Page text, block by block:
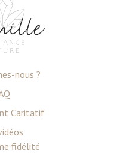
pouvez modifier ou retirer
à partir de la
relatives aux
notre trafic. Nous
de médias sociaux, de
combiner celles-ci
vous leur avez fournies
nous ?
Caritatif
fidélité